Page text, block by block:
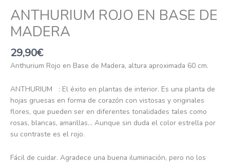
ANTHURIUM ROJO EN BASE DE
MADERA
29,90€
Anthurium Rojo en Base de Madera, altura aproximada 60 cm.
ANTHURIUM : El éxito en plantas de interior. Es una planta de
hojas gruesas en forma de corazón con vistosas y originales
flores, que pueden ser en diferentes tonalidades tales como
rosas, blancas, amarillas… Aunque sin duda el color estrella por
su contraste es el rojo.
Fácil de cuidar. Agradece una buena iluminación, pero no los
DE
MADERA
cantidad